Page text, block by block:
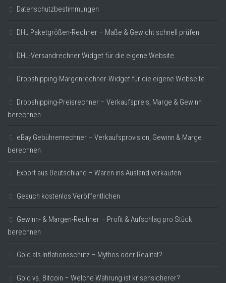
Datenschutzbestimmungen
DHL Paketgrößen-Rechner – Maße & Gewicht schnell prüfen
DHL-Versandrechner Widget für die eigene Website.
Dropshipping-Margenrechner-Widget für die eigene Webseite
Dropshipping-Preisrechner – Verkaufspreis, Marge & Gewinn
berechnen
eBay Gebührenrechner – Verkaufsprovision, Gewinn & Marge
berechnen
Export aus Deutschland – Waren ins Ausland verkaufen
Gesuch kostenlos Veröffentlichen
Gewinn- & Margen-Rechner – Profit & Aufschlag pro Stück
berechnen
Gold als Inflationsschutz – Mythos oder Realität?
Gold vs. Bitcoin – Welche Währung ist krisensicherer?